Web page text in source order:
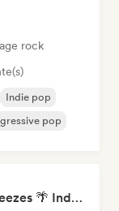
rock
Indie pop
pop
Beach vibes: Palm Tree Breezes 🌴 Indie Folk, Acoustic & Singer-Songwriter